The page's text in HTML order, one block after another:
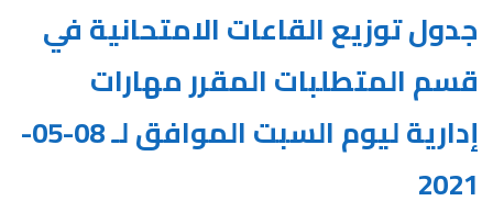
جدول توزيع القاعات الامتحانية في
قسم المتطلبات المقرر مهارات
إدارية ليوم السبت الموافق لـ 08-05-
2021